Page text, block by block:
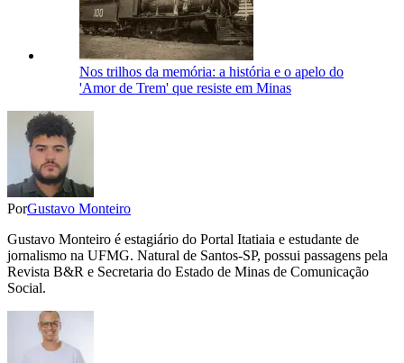
Nos trilhos da memória: a história e o apelo do
'Amor de Trem' que resiste em Minas
PorGustavo Monteiro
Gustavo Monteiro é estagiário do Portal Itatiaia e estudante de
jornalismo na UFMG. Natural de Santos-SP, possui passagens pela
Revista B&R e Secretaria do Estado de Minas de Comunicação
Social.